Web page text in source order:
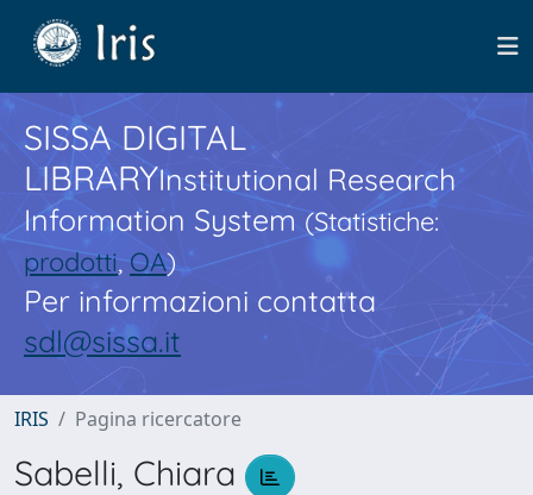
SISSA DIGITAL
LIBRARYInstitutional Research
Information System(Statistiche:
prodotti,OA)
Per informazioni contatta
sdl@sissa.it
IRIS Pagina ricercatore
Sabelli, Chiara